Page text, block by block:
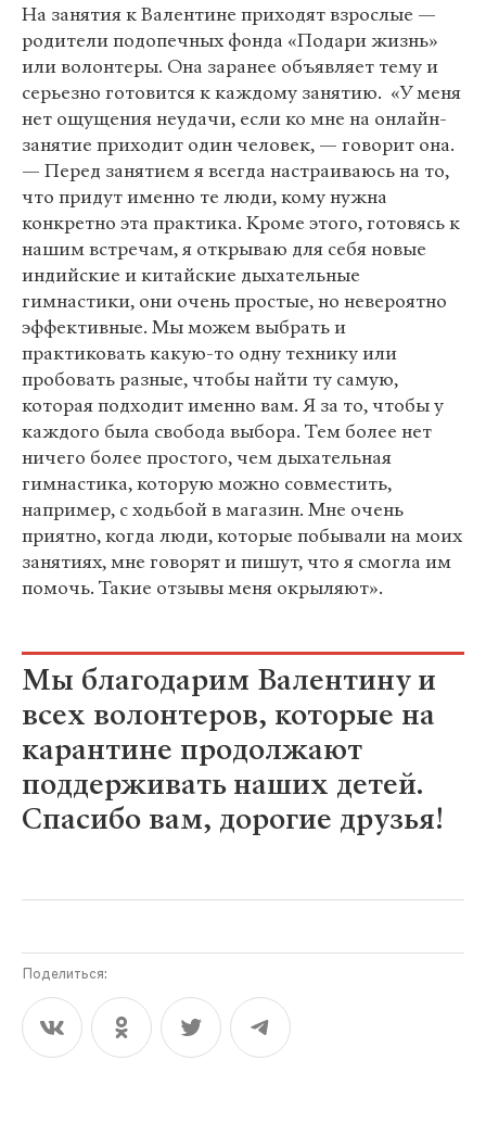
На занятия к Валентине приходят взрослые —
родители подопечных фонда «Подари жизнь»
или волонтеры. Она заранее объявляет тему и
серьезно готовится к каждому занятию. «У меня
нет ощущения неудачи, если ко мне на онлайн-
занятие приходит один человек, — говорит она.
— Перед занятием я всегда настраиваюсь на то,
что придут именно те люди, кому нужна
конкретно эта практика. Кроме этого, готовясь к
нашим встречам, я открываю для себя новые
индийские и китайские дыхательные
гимнастики, они очень простые, но невероятно
эффективные. Мы можем выбрать и
практиковать какую-то одну технику или
пробовать разные, чтобы найти ту самую,
которая подходит именно вам. Я за то, чтобы у
каждого была свобода выбора. Тем более нет
ничего более простого, чем дыхательная
гимнастика, которую можно совместить,
например, с ходьбой в магазин. Мне очень
приятно, когда люди, которые побывали на моих
занятиях, мне говорят и пишут, что я смогла им
помочь. Такие отзывы меня окрыляют».
Мы благодарим Валентину и
всех волонтеров, которые на
карантине продолжают
поддерживать наших детей.
Спасибо вам, дорогие друзья!
Поделиться: